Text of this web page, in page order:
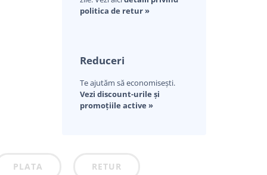
politica de retur »
Reduceri
Te ajutăm să economisești.
Vezi discount-urile și
promoțiile active »
PLATA RETUR